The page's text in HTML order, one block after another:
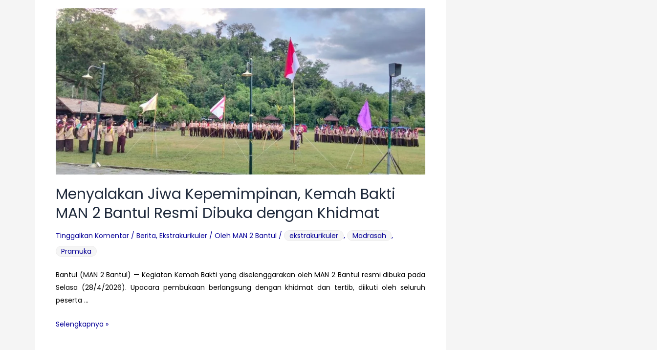
Pagi
Jadi
Penyemangat
Kemah
Bakti
MAN
2
Bantul
Menyalakan Jiwa Kepemimpinan, Kemah Bakti
MAN 2 Bantul Resmi Dibuka dengan Khidmat
Tinggalkan Komentar / Berita, Ekstrakurikuler / Oleh MAN 2 Bantul / ekstrakurikuler , Madrasah ,
Pramuka
Bantul (MAN 2 Bantul) — Kegiatan Kemah Bakti yang diselenggarakan oleh MAN 2 Bantul resmi dibuka pada
Selasa (28/4/2026). Upacara pembukaan berlangsung dengan khidmat dan tertib, diikuti oleh seluruh
peserta …
Menyalakan
Selengkapnya »